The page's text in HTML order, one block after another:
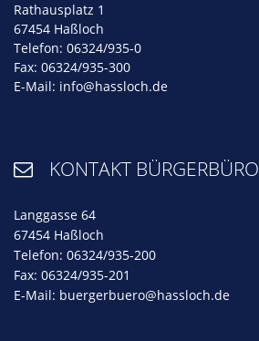
Rathausplatz 1
67454 Haßloch
Telefon: 06324/935-0
Fax: 06324/935-300
E-Mail: info@hassloch.de
 KONTAKT BÜRGERBÜRO
Langgasse 64
67454 Haßloch
Telefon: 06324/935-200
Fax: 06324/935-201
E-Mail: buergerbuero@hassloch.de